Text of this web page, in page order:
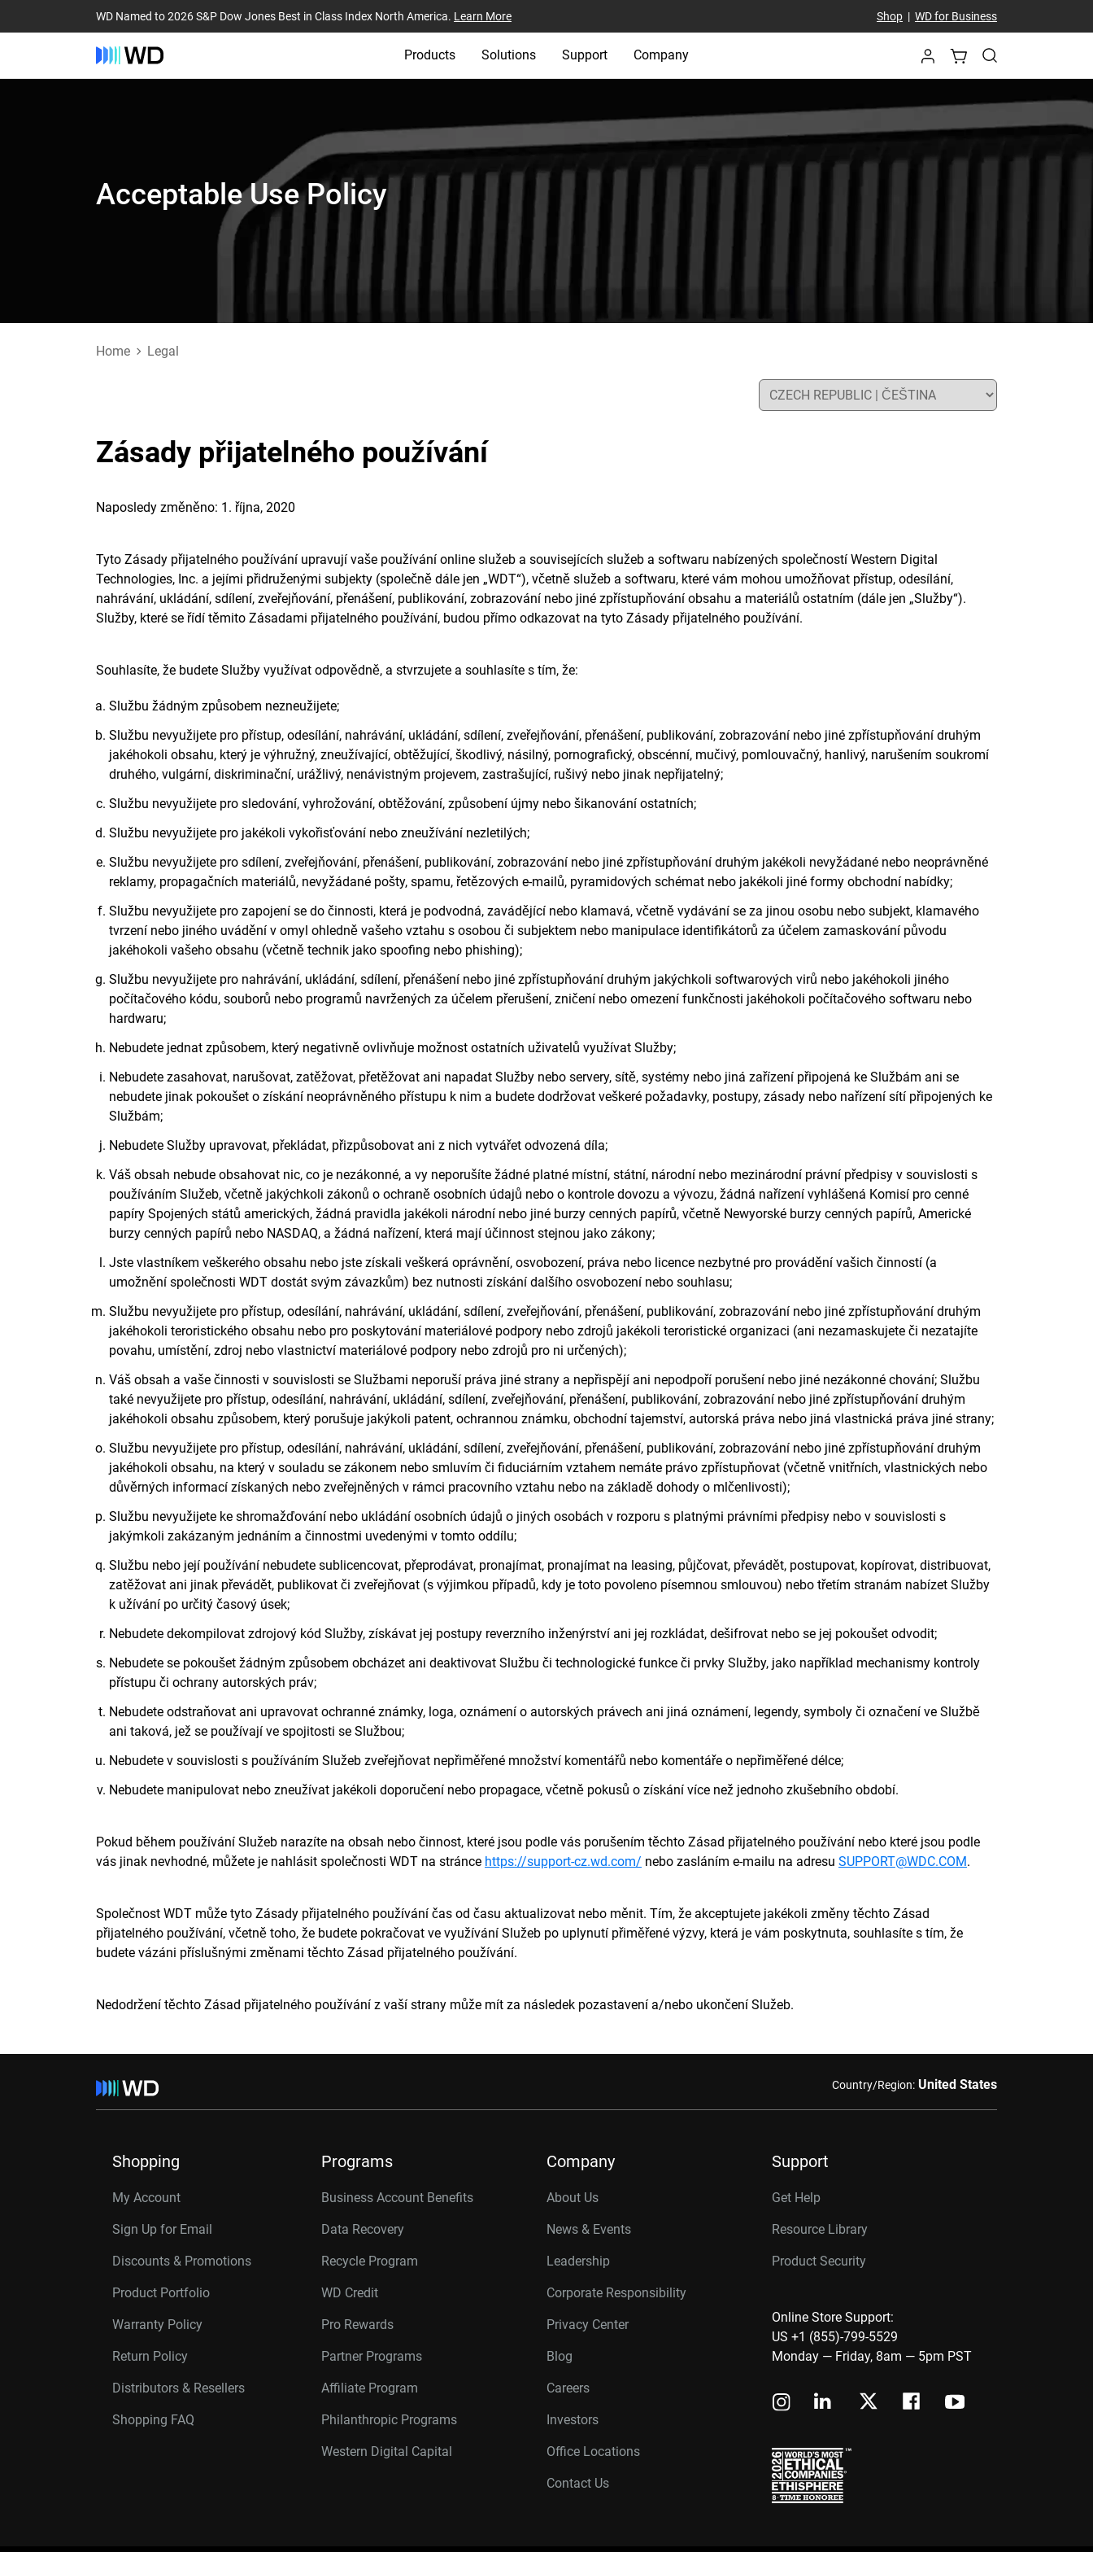
WD Named to 2026 S&P Dow Jones Best in Class Index North America. Learn More Shop| WD for Business
Products Solutions Support Company
Acceptable Use Policy
Home Legal
Zásady přijatelného používání
Naposledy změněno: 1. října, 2020
Tyto Zásady přijatelného používání upravují vaše používání online služeb a souvisejících služeb a softwaru nabízených společností Western Digital
Technologies, Inc. a jejími přidruženými subjekty (společně dále jen „WDT“), včetně služeb a softwaru, které vám mohou umožňovat přístup, odesílání,
nahrávání, ukládání, sdílení, zveřejňování, přenášení, publikování, zobrazování nebo jiné zpřístupňování obsahu a materiálů ostatním (dále jen „Služby“).
Služby, které se řídí těmito Zásadami přijatelného používání, budou přímo odkazovat na tyto Zásady přijatelného používání.
Souhlasíte, že budete Služby využívat odpovědně, a stvrzujete a souhlasíte s tím, že:
Službu žádným způsobem nezneužijete;
Službu nevyužijete pro přístup, odesílání, nahrávání, ukládání, sdílení, zveřejňování, přenášení, publikování, zobrazování nebo jiné zpřístupňování druhým
jakéhokoli obsahu, který je výhružný, zneužívající, obtěžující, škodlivý, násilný, pornografický, obscénní, mučivý, pomlouvačný, hanlivý, narušením soukromí
druhého, vulgární, diskriminační, urážlivý, nenávistným projevem, zastrašující, rušivý nebo jinak nepřijatelný;
Službu nevyužijete pro sledování, vyhrožování, obtěžování, způsobení újmy nebo šikanování ostatních;
Službu nevyužijete pro jakékoli vykořisťování nebo zneužívání nezletilých;
Službu nevyužijete pro sdílení, zveřejňování, přenášení, publikování, zobrazování nebo jiné zpřístupňování druhým jakékoli nevyžádané nebo neoprávněné
reklamy, propagačních materiálů, nevyžádané pošty, spamu, řetězových e-mailů, pyramidových schémat nebo jakékoli jiné formy obchodní nabídky;
Službu nevyužijete pro zapojení se do činnosti, která je podvodná, zavádějící nebo klamavá, včetně vydávání se za jinou osobu nebo subjekt, klamavého
tvrzení nebo jiného uvádění v omyl ohledně vašeho vztahu s osobou či subjektem nebo manipulace identifikátorů za účelem zamaskování původu
jakéhokoli vašeho obsahu (včetně technik jako spoofing nebo phishing);
Službu nevyužijete pro nahrávání, ukládání, sdílení, přenášení nebo jiné zpřístupňování druhým jakýchkoli softwarových virů nebo jakéhokoli jiného
počítačového kódu, souborů nebo programů navržených za účelem přerušení, zničení nebo omezení funkčnosti jakéhokoli počítačového softwaru nebo
hardwaru;
Nebudete jednat způsobem, který negativně ovlivňuje možnost ostatních uživatelů využívat Služby;
Nebudete zasahovat, narušovat, zatěžovat, přetěžovat ani napadat Služby nebo servery, sítě, systémy nebo jiná zařízení připojená ke Službám ani se
nebudete jinak pokoušet o získání neoprávněného přístupu k nim a budete dodržovat veškeré požadavky, postupy, zásady nebo nařízení sítí připojených ke
Službám;
Nebudete Služby upravovat, překládat, přizpůsobovat ani z nich vytvářet odvozená díla;
Váš obsah nebude obsahovat nic, co je nezákonné, a vy neporušíte žádné platné místní, státní, národní nebo mezinárodní právní předpisy v souvislosti s
používáním Služeb, včetně jakýchkoli zákonů o ochraně osobních údajů nebo o kontrole dovozu a vývozu, žádná nařízení vyhlášená Komisí pro cenné
papíry Spojených států amerických, žádná pravidla jakékoli národní nebo jiné burzy cenných papírů, včetně Newyorské burzy cenných papírů, Americké
burzy cenných papírů nebo NASDAQ, a žádná nařízení, která mají účinnost stejnou jako zákony;
Jste vlastníkem veškerého obsahu nebo jste získali veškerá oprávnění, osvobození, práva nebo licence nezbytné pro provádění vašich činností (a
umožnění společnosti WDT dostát svým závazkům) bez nutnosti získání dalšího osvobození nebo souhlasu;
Službu nevyužijete pro přístup, odesílání, nahrávání, ukládání, sdílení, zveřejňování, přenášení, publikování, zobrazování nebo jiné zpřístupňování druhým
jakéhokoli teroristického obsahu nebo pro poskytování materiálové podpory nebo zdrojů jakékoli teroristické organizaci (ani nezamaskujete či nezatajíte
povahu, umístění, zdroj nebo vlastnictví materiálové podpory nebo zdrojů pro ni určených);
Váš obsah a vaše činnosti v souvislosti se Službami neporuší práva jiné strany a nepřispějí ani nepodpoří porušení nebo jiné nezákonné chování; Službu
také nevyužijete pro přístup, odesílání, nahrávání, ukládání, sdílení, zveřejňování, přenášení, publikování, zobrazování nebo jiné zpřístupňování druhým
jakéhokoli obsahu způsobem, který porušuje jakýkoli patent, ochrannou známku, obchodní tajemství, autorská práva nebo jiná vlastnická práva jiné strany;
Službu nevyužijete pro přístup, odesílání, nahrávání, ukládání, sdílení, zveřejňování, přenášení, publikování, zobrazování nebo jiné zpřístupňování druhým
jakéhokoli obsahu, na který v souladu se zákonem nebo smluvím či fiduciárním vztahem nemáte právo zpřístupňovat (včetně vnitřních, vlastnických nebo
důvěrných informací získaných nebo zveřejněných v rámci pracovního vztahu nebo na základě dohody o mlčenlivosti);
Službu nevyužijete ke shromažďování nebo ukládání osobních údajů o jiných osobách v rozporu s platnými právními předpisy nebo v souvislosti s
jakýmkoli zakázaným jednáním a činnostmi uvedenými v tomto oddílu;
Službu nebo její používání nebudete sublicencovat, přeprodávat, pronajímat, pronajímat na leasing, půjčovat, převádět, postupovat, kopírovat, distribuovat,
zatěžovat ani jinak převádět, publikovat či zveřejňovat (s výjimkou případů, kdy je toto povoleno písemnou smlouvou) nebo třetím stranám nabízet Služby
k užívání po určitý časový úsek;
Nebudete dekompilovat zdrojový kód Služby, získávat jej postupy reverzního inženýrství ani jej rozkládat, dešifrovat nebo se jej pokoušet odvodit;
Nebudete se pokoušet žádným způsobem obcházet ani deaktivovat Službu či technologické funkce či prvky Služby, jako například mechanismy kontroly
přístupu či ochrany autorských práv;
Nebudete odstraňovat ani upravovat ochranné známky, loga, oznámení o autorských právech ani jiná oznámení, legendy, symboly či označení ve Službě
ani taková, jež se používají ve spojitosti se Službou;
Nebudete v souvislosti s používáním Služeb zveřejňovat nepřiměřené množství komentářů nebo komentáře o nepřiměřené délce;
Nebudete manipulovat nebo zneužívat jakékoli doporučení nebo propagace, včetně pokusů o získání více než jednoho zkušebního období.
Pokud během používání Služeb narazíte na obsah nebo činnost, které jsou podle vás porušením těchto Zásad přijatelného používání nebo které jsou podle
vás jinak nevhodné, můžete je nahlásit společnosti WDT na stránce https://support-cz.wd.com/ nebo zasláním e-mailu na adresu SUPPORT@WDC.COM.
Společnost WDT může tyto Zásady přijatelného používání čas od času aktualizovat nebo měnit. Tím, že akceptujete jakékoli změny těchto Zásad
přijatelného používání, včetně toho, že budete pokračovat ve využívání Služeb po uplynutí přiměřené výzvy, která je vám poskytnuta, souhlasíte s tím, že
budete vázáni příslušnými změnami těchto Zásad přijatelného používání.
Nedodržení těchto Zásad přijatelného používání z vaší strany může mít za následek pozastavení a/nebo ukončení Služeb.
Country/Region: United States
Shopping
My Account
Sign Up for Email
Discounts & Promotions
Product Portfolio
Warranty Policy
Return Policy
Distributors & Resellers
Shopping FAQ
Programs
Business Account Benefits
Data Recovery
Recycle Program
WD Credit
Pro Rewards
Partner Programs
Affiliate Program
Philanthropic Programs
Western Digital Capital
Company
About Us
News & Events
Leadership
Corporate Responsibility
Privacy Center
Blog
Careers
Investors
Office Locations
Contact Us
Support
Get Help
Resource Library
Product Security
Online Store Support:
US +1 (855)-799-5529
Monday — Friday, 8am — 5pm PST